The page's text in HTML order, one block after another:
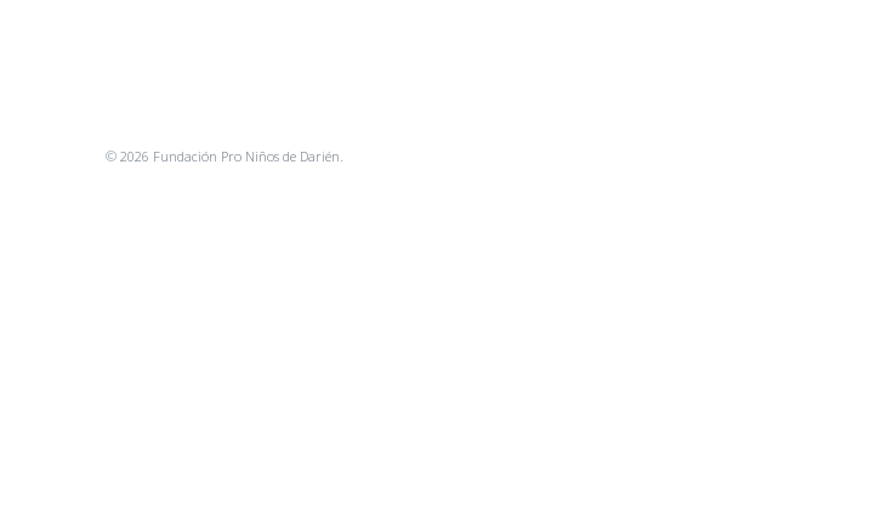
© 2026 Fundación Pro Niños de Darién.